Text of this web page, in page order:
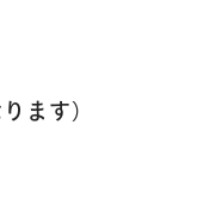
ます）